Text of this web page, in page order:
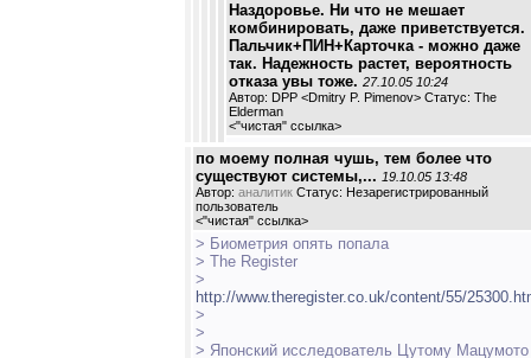
Наздоровье. Ни что не мешает
комбинировать, даже приветствуется.
Пальчик+ПИН+Карточка - можно даже
так. Надежность растет, вероятность
отказа увы тоже. 27.10.05 10:24
Автор: DPP <Dmitry P. Pimenov> Статус: The
Elderman
<"чистая" ссылка>
по моему полная чушь, тем более что
существуют системы,... 19.10.05 13:48
Автор: аналитик Статус: Незарегистрированный
пользователь
<"чистая" ссылка>
> Биометрия опять попала
> The Register
>
http://www.theregister.co.uk/content/55/
>
>
> Японский исследователь Цутому Мацумото